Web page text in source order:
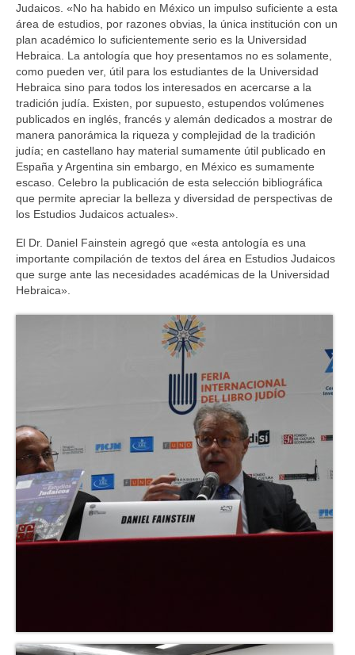
Judaicos. «No ha habido en México un impulso suficiente a esta
área de estudios, por razones obvias, la única institución con un
plan académico lo suficientemente serio es la Universidad
Hebraica. La antología que hoy presentamos no es solamente,
como pueden ver, útil para los estudiantes de la Universidad
Hebraica sino para todos los interesados en acercarse a la
tradición judía. Existen, por supuesto, estupendos volúmenes
publicados en inglés, francés y alemán dedicados a mostrar de
manera panorámica la riqueza y complejidad de la tradición
judía; en castellano hay material sumamente útil publicado en
España y Argentina sin embargo, en México es sumamente
escaso. Celebro la publicación de esta selección bibliográfica
que permite apreciar la belleza y diversidad de perspectivas de
los Estudios Judaicos actuales».
El Dr. Daniel Fainstein agregó que «esta antología es una
importante compilación de textos del área en Estudios Judaicos
que surge ante las necesidades académicas de la Universidad
Hebraica».